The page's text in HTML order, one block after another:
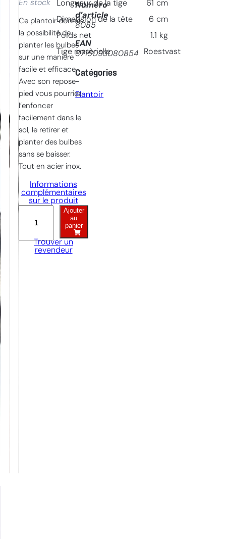
En stock
Ce plantoir donne
la possibilité de
planter les bulbes
sur une manière
facile et efficace.
Avec son repose-
pied vous pourriez
l’enfoncer
facilement dans le
sol, le retirer et
planter des bulbes
sans se baisser.
Tout en acier inox.
Informations
complémentaires
sur le produit
Plantoir
bulbe
quantity
Ajouter
au
panier
Trouver un
revendeur
Longueur de la tige 61 cm
Dimension de la tête 6 cm
Poids net 1.1 kg
Tige matèrielle Roestvast
Numéro
d’article
8085
EAN
8715093080854
Catégories
Plantoir